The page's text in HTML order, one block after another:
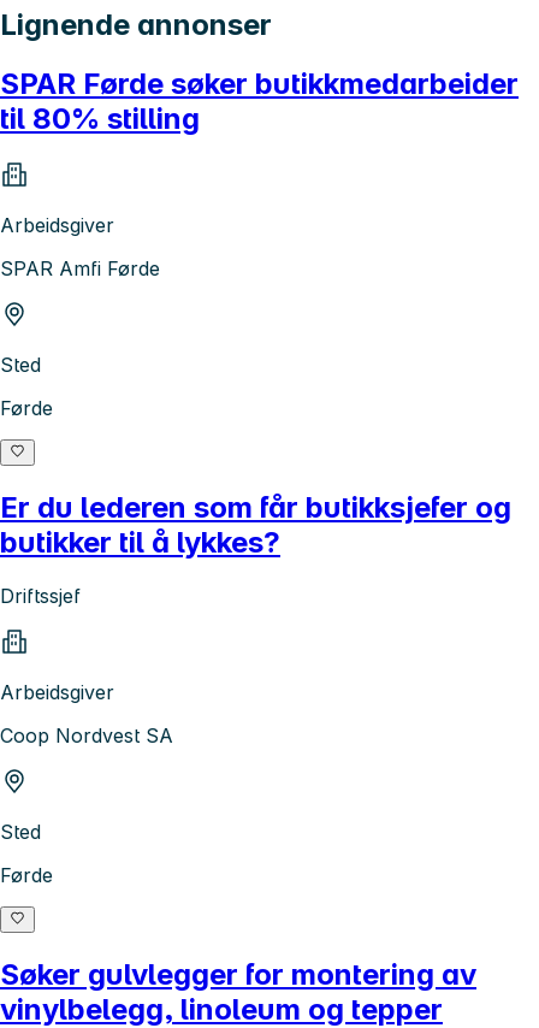
Lignende annonser
SPAR Førde søker butikkmedarbeider
til 80% stilling
Arbeidsgiver
SPAR Amfi Førde
Sted
Førde
Er du lederen som får butikksjefer og
butikker til å lykkes?
Driftssjef
Arbeidsgiver
Coop Nordvest SA
Sted
Førde
Søker gulvlegger for montering av
vinylbelegg, linoleum og tepper